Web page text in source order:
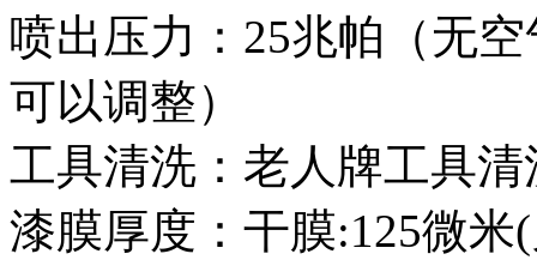
喷出压力：25兆帕（无
可以调整）
工具清洗：老人牌工具清
漆膜厚度：干膜:125微米